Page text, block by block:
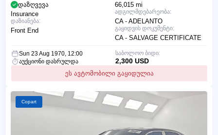
66,015 mi
ადგილმდებარეობა:
CA - ADELANTO
გაყიდვის დოკუმენტი:
CA - SALVAGE CERTIFICATE
დაზღვევა
Insurance
დაზიანება:
Front End
Sun 23 Aug 1970, 12:00
აუქციონი დასრულდა
ეს ავტომობილი გაყიდულია
საბოლოო ბიდი:
2,300 USD
Copart